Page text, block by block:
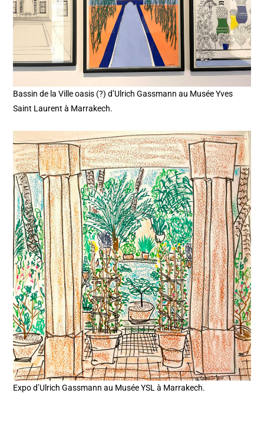
Bassin de la Ville oasis (?) d’Ulrich Gassmann au Musée Yves
Saint Laurent à Marrakech.
Expo d’Ulrich Gassmann au Musée YSL à Marrakech.